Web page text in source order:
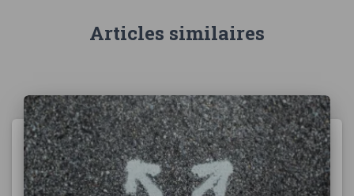
Articles similaires